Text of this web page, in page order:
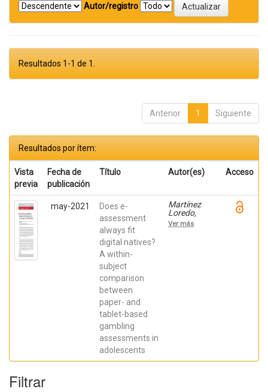
Autor/registro
Resultados 1-1 de 1.
Anterior 1 Siguiente
Resultados por ítem:
Vista
previa
Fecha de
publicación
Título Autor(es) Acceso
may-2021
Does e-
assessment
always fit
digital natives?
A within-
subject
comparison
between
paper- and
tablet-based
gambling
assessments in
adolescents
Martínez
Loredo,
Víctor;
González
Ver más
Filtrar